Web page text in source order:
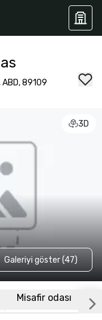
ABD, 89109
3D
Galeriyi göster (47)
Misafir odası